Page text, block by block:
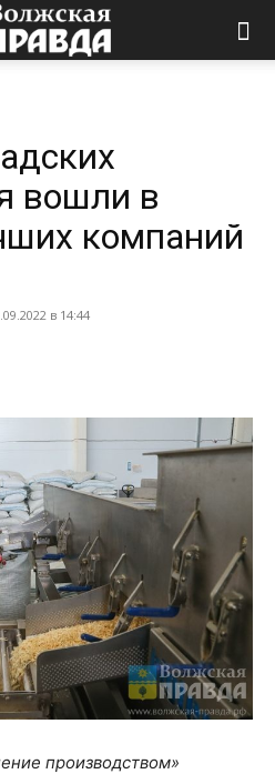
вошли в
компаний
в 14:44
производством»